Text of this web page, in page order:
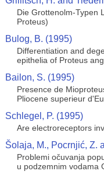
Die Grottenolm-Typen
Proteus)
Bulog, B. (1995)
Differentiation and
epithelia of Proteus
Bailon, S. (1995)
Presence de
Pliocene superieur
Schlegel, P. (1995)
Are electroreceptors
Šolaja, M., Pocrnjić, Z.
Problemi očuvanja
u podzemnim vodama